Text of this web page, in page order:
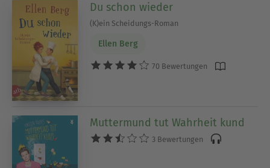
Du schon wieder
(K)ein Scheidungs-Roman
Ellen Berg
70 Bewertungen
Muttermund tut Wahrheit kund
3 Bewertungen